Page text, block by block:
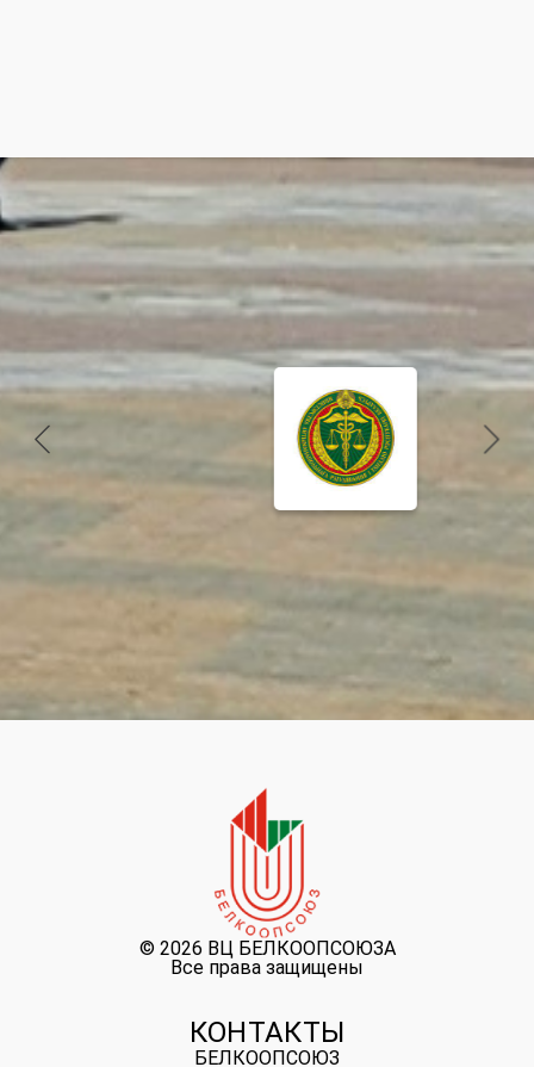
© 2026 ВЦ БЕЛКООПСОЮЗА
Все права защищены
КОНТАКТЫ
БЕЛКООПСОЮЗ